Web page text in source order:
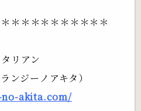
＊＊＊＊＊＊＊＊＊＊
リアン
ジーノアキタ）
akita.com/